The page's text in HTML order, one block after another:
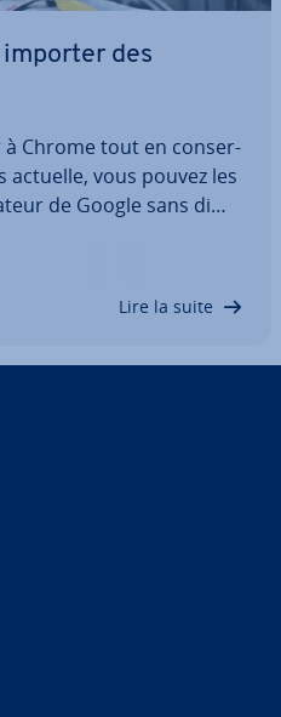
des
à Chrome tout en con­ser­
vous pouvez les
de Google sans dif­fi­
Lire la suite